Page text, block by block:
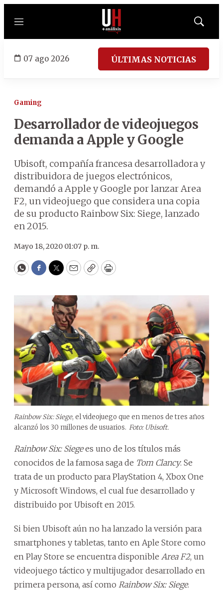
Menú
Mostrar
07 ago 2026 ÚLTIMAS NOTICIAS
Gaming
Desarrollador de videojuegos
demanda a Apple y Google
Ubisoft, compañía francesa desarrolladora y
distribuidora de juegos electrónicos,
demandó a Apple y Google por lanzar Area
F2, un videojuego que considera una copia
de su producto Rainbow Six: Siege, lanzado
en 2015.
Mayo 18, 2020 01:07 p. m.
WhatsApp
Facebook
Twitter
EmailCopyPrint
Rainbow Six: Siege, el videojuego que en menos de tres años
alcanzó los 30 millones de usuarios. Foto: Ubisoft.
Rainbow Six: Siegees uno de los títulos más
conocidos de la famosa saga de Tom Clancy. Se
trata de un producto para PlayStation 4, Xbox One
y Microsoft Windows, el cual fue desarrollado y
distribuido por Ubisoft en 2015.
Si bien Ubisoft aún no ha lanzado la versión para
smartphones y tabletas, tanto en Aple Store como
en Play Store se encuentra disponible Area F2, un
videojuego táctico y multijugador desarrollado en
primera persona, así como Rainbow Six: Siege.